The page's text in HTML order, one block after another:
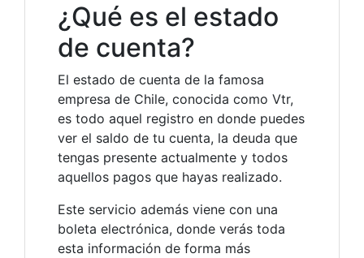
¿Qué es el estado
de cuenta?
El estado de cuenta de la famosa
empresa de Chile, conocida como Vtr,
es todo aquel registro en donde puedes
ver el saldo de tu cuenta, la deuda que
tengas presente actualmente y todos
aquellos pagos que hayas realizado.
Este servicio además viene con una
boleta electrónica, donde verás toda
esta información de forma más